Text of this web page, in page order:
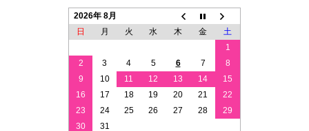
2026年 8月
日
月 火 水 木 金
土
1
2
3 4 5 6 7
8
9
10 11 12 13 14
15
16
17 18 19 20 21
22
23
24 25 26 27 28
29
30
31